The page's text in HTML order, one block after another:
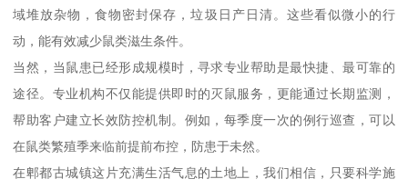
域堆放杂物，食物密封保存，垃圾日产日清。这些看似微小的行
动，能有效减少鼠类滋生条件。
当然，当鼠患已经形成规模时，寻求专业帮助是最快捷、最可靠的
途径。专业机构不仅能提供即时的灭鼠服务，更能通过长期监测，
帮助客户建立长效防控机制。例如，每季度一次的例行巡查，可以
在鼠类繁殖季来临前提前布控，防患于未然。
在郫都古城镇这片充满生活气息的土地上，我们相信，只要科学施